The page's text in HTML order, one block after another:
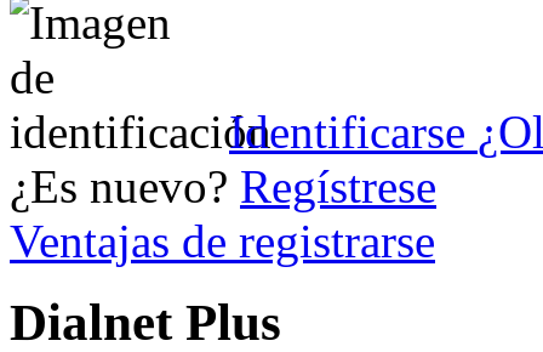
Identificarse
¿Es nuevo? Regístrese
Ventajas de registrarse
Dialnet Plus